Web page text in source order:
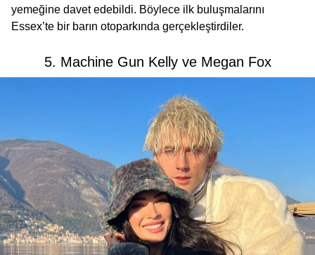
yemeğine davet edebildi. Böylece ilk buluşmalarını
Essex’te bir barın otoparkında gerçekleştirdiler.
5. Machine Gun Kelly ve Megan Fox